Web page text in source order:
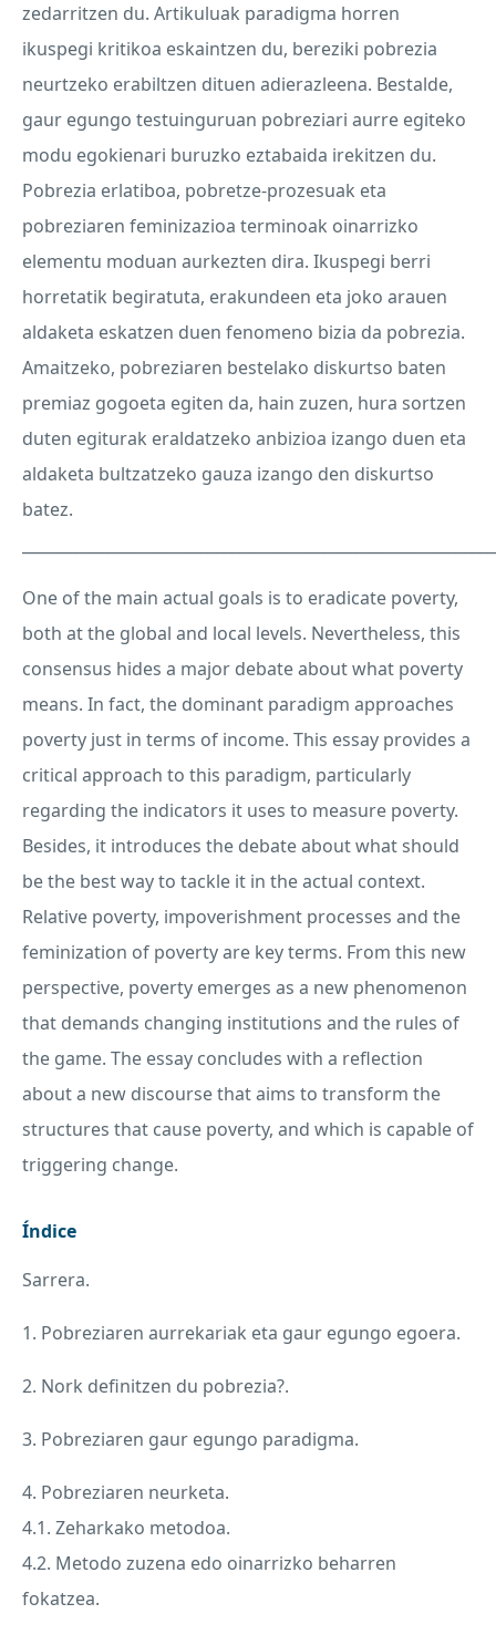
zedarritzen du. Artikuluak paradigma horren
ikuspegi kritikoa eskaintzen du, bereziki pobrezia
neurtzeko erabiltzen dituen adierazleena. Bestalde,
gaur egungo testuinguruan pobreziari aurre egiteko
modu egokienari buruzko eztabaida irekitzen du.
Pobrezia erlatiboa, pobretze-prozesuak eta
pobreziaren feminizazioa terminoak oinarrizko
elementu moduan aurkezten dira. Ikuspegi berri
horretatik begiratuta, erakundeen eta joko arauen
aldaketa eskatzen duen fenomeno bizia da pobrezia.
Amaitzeko, pobreziaren bestelako diskurtso baten
premiaz gogoeta egiten da, hain zuzen, hura sortzen
duten egiturak eraldatzeko anbizioa izango duen eta
aldaketa bultzatzeko gauza izango den diskurtso
batez.
One of the main actual goals is to eradicate poverty,
both at the global and local levels. Nevertheless, this
consensus hides a major debate about what poverty
means. In fact, the dominant paradigm approaches
poverty just in terms of income. This essay provides a
critical approach to this paradigm, particularly
regarding the indicators it uses to measure poverty.
Besides, it introduces the debate about what should
be the best way to tackle it in the actual context.
Relative poverty, impoverishment processes and the
feminization of poverty are key terms. From this new
perspective, poverty emerges as a new phenomenon
that demands changing institutions and the rules of
the game. The essay concludes with a reflection
about a new discourse that aims to transform the
structures that cause poverty, and which is capable of
triggering change.
Índice
Sarrera.
1. Pobreziaren aurrekariak eta gaur egungo egoera.
2. Nork definitzen du pobrezia?.
3. Pobreziaren gaur egungo paradigma.
4. Pobreziaren neurketa.
4.1. Zeharkako metodoa.
4.2. Metodo zuzena edo oinarrizko beharren
fokatzea.